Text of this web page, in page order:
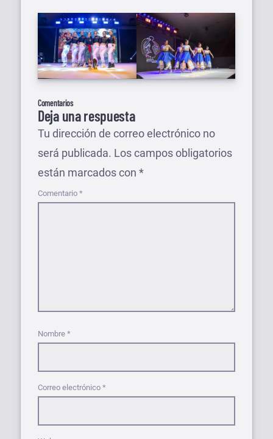
Comentarios
Deja una respuesta
Tu dirección de correo electrónico no
será publicada. Los campos obligatorios
están marcados con *
Comentario *
Nombre *
Correo electrónico *